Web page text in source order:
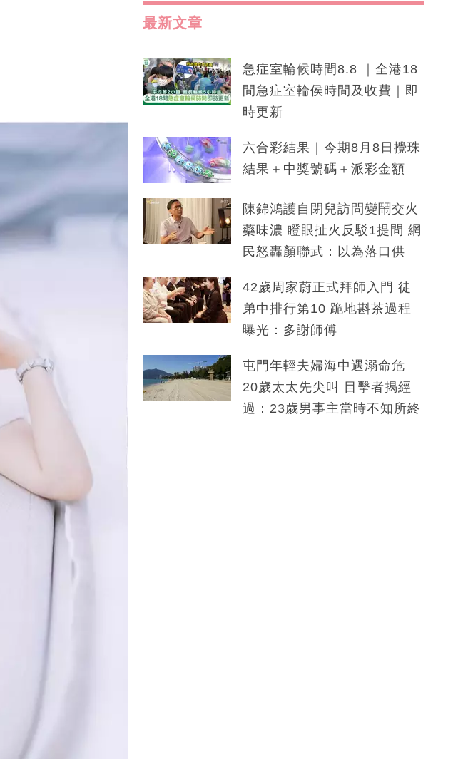
最新文章
急症室輪候時間8.8 ｜全港18
間急症室輪侯時間及收費｜即
時更新
六合彩結果｜今期8月8日攪珠
結果＋中獎號碼＋派彩金額
陳錦鴻護自閉兒訪問變鬧交火
藥味濃 瞪眼扯火反駁1提問 網
民怒轟顏聯武：以為落口供
42歲周家蔚正式拜師入門 徒
弟中排行第10 跪地斟茶過程
曝光：多謝師傅
屯門年輕夫婦海中遇溺命危
20歲太太先尖叫 目擊者揭經
過：23歲男事主當時不知所終